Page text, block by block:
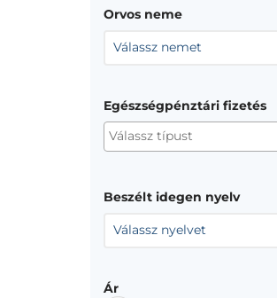
Orvos neme
Válassz nemet
Egészségpénztári fizetés
Beszélt idegen nyelv
Válassz nyelvet
Ár